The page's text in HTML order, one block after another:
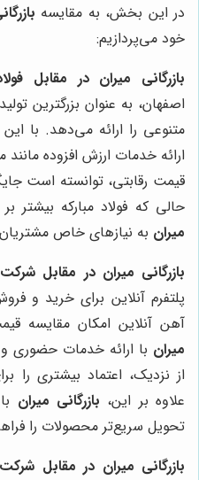
در این بخش، به مقایسه
خود می‌پردازیم:
بازرگانی میران در مقابل
اصفهان، به عنوان بزرگترین
متنوعی را ارائه می‌دهد. با
ارائه خدمات ارزش افزوده
قیمت رقابتی، توانسته است
حالی که فولاد مبارکه بیشتر بر
میران به نیازهای خاص
بازرگانی میران در مقابل
پلتفرم آنلاین برای خرید و
آهن آنلاین امکان مقایسه
میران با ارائه خدمات حضوری
از نزدیک، اعتماد بیشتری را
علاوه بر این، بازرگانی میران
تحویل سریع‌تر محصولات را
بازرگانی میران در مقابل